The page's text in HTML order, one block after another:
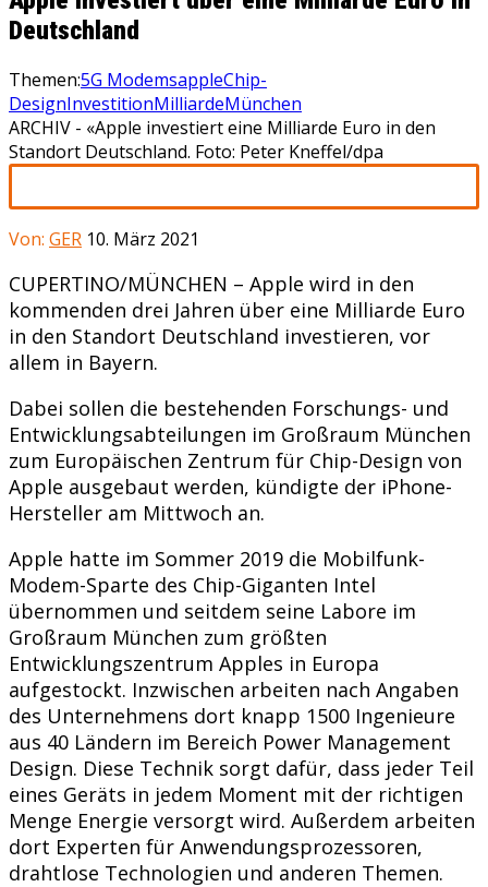
Deutschland
Themen:5G ModemsappleChip-
DesignInvestitionMilliardeMünchen
ARCHIV - «Apple investiert eine Milliarde Euro in den
Standort Deutschland. Foto: Peter Kneffel/dpa
Von: GER 10. März 2021
CUPERTINO/MÜNCHEN – Apple wird in den
kommenden drei Jahren über eine Milliarde Euro
in den Standort Deutschland investieren, vor
allem in Bayern.
Dabei sollen die bestehenden Forschungs- und
Entwicklungsabteilungen im Großraum München
zum Europäischen Zentrum für Chip-Design von
Apple ausgebaut werden, kündigte der iPhone-
Hersteller am Mittwoch an.
Apple hatte im Sommer 2019 die Mobilfunk-
Modem-Sparte des Chip-Giganten Intel
übernommen und seitdem seine Labore im
Großraum München zum größten
Entwicklungszentrum Apples in Europa
aufgestockt. Inzwischen arbeiten nach Angaben
des Unternehmens dort knapp 1500 Ingenieure
aus 40 Ländern im Bereich Power Management
Design. Diese Technik sorgt dafür, dass jeder Teil
eines Geräts in jedem Moment mit der richtigen
Menge Energie versorgt wird. Außerdem arbeiten
dort Experten für Anwendungsprozessoren,
drahtlose Technologien und anderen Themen.